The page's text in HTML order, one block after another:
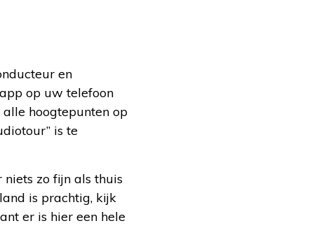
en
op uw telefoon
hoogtepunten op
is te
zo fijn als thuis
is prachtig, kijk
er is hier een hele